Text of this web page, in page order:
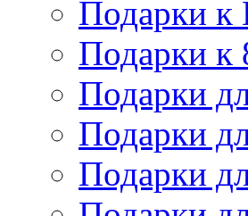
Подарки к
Подарки к
Подарки
Подарки
Подарки